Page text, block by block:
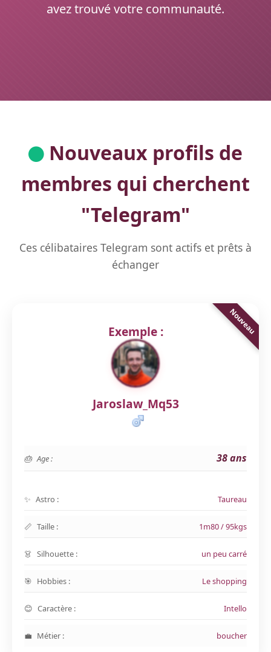
avez trouvé votre communauté.
Nouveaux profils de
membres qui cherchent
"Telegram"
Ces célibataires Telegram sont actifs et prêts à
échanger
Exemple :
Jaroslaw_Mq53
Age : 38 ans
Astro : Taureau
Taille : 1m80 / 95kgs
Silhouette : un peu carré
Hobbies : Le shopping
Caractère : Intello
Métier : boucher